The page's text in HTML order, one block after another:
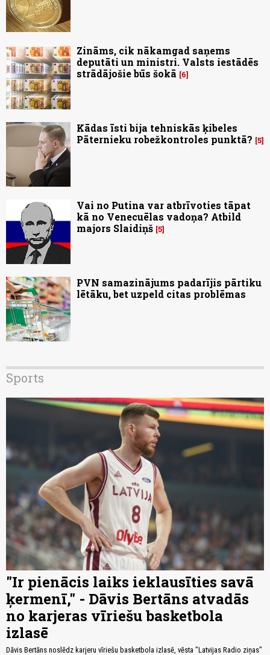
Zināms, cik nākamgad saņems
deputāti un ministri. Valsts iestādēs
strādājošie būs šokā
6
Kādas īsti bija tehniskās ķibeles
Pāternieku robežkontroles punktā? 5
Vai no Putina var atbrīvoties tāpat
kā no Venecuēlas vadoņa? Atbild
majors Slaidiņš 5
PVN samazinājums padarījis pārtiku
lētāku, bet uzpeld citas problēmas
Sports
"Ir pienācis laiks ieklausīties savā
ķermenī," - Dāvis Bertāns atvadās
no karjeras vīriešu basketbola
izlasē
Dāvis Bertāns noslēdz karjeru vīriešu basketbola izlasē, vēsta "Latvijas Radio ziņas"